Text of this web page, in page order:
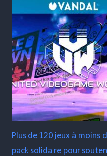
Plus de 120 jeux à moins
pack solidaire pour